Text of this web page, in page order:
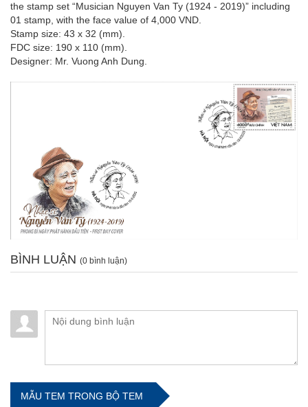
the stamp set “Musician Nguyen Van Ty (1924 - 2019)” including
01 stamp, with the face value of 4,000 VND.
Stamp size: 43 x 32 (mm).
FDC size: 190 x 110 (mm).
Designer: Mr. Vuong Anh Dung.
BÌNH LUẬN (0 bình luận)
MẪU TEM TRONG BỘ TEM